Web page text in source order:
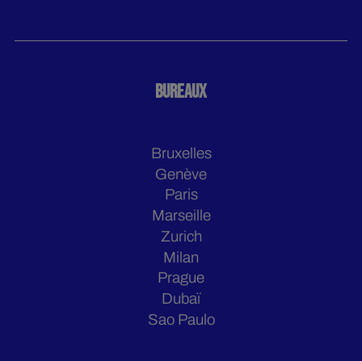
BUREAUX
Bruxelles
Genève
Paris
Marseille
Zurich
Milan
Prague
Dubaï
Sao Paulo